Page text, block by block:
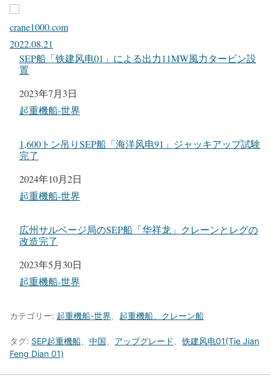
crane1000.com
2022.08.21
SEP船「铁建风电01」による出力11MW風力タービン設
置
日付
2023年7月3日
関連理由
起重機船-世界
1,600トン吊りSEP船「海洋风电91」ジャッキアップ試験
完了
日付
2024年10月2日
関連理由
起重機船-世界
広州サルベージ局のSEP船「华祥龙」クレーンとレグの
改造完了
日付
2023年5月30日
関連理由
起重機船-世界
カテゴリー: 起重機船-世界 起重機船、クレーン船
タグ: SEP起重機船 中国 アップグレード
铁建风电01(Tie Jian
Feng Dian 01)